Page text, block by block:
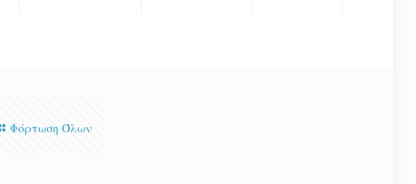
Φόρτωση Όλων